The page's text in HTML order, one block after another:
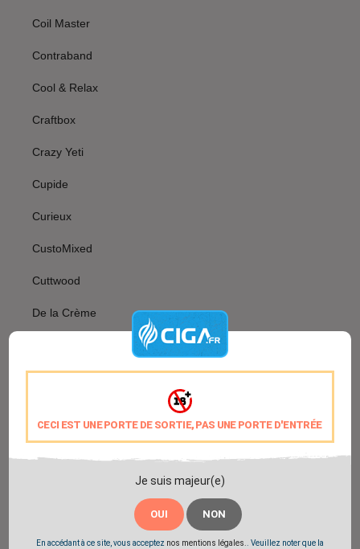
CECI EST UNE PORTE DE SORTIE, PAS UNE PORTE D'ENTRÉE
Je suis majeur(e)
OUI NON
En accédant à ce site, vous acceptez nos mentions légales.. Veuillez noter que la
Coil Master
Contraband
Cool & Relax
Craftbox
Crazy Yeti
Cupide
Curieux
CustoMixed
Cuttwood
De la Crème
Demon Killer
Dinner Lady
Don Cristo